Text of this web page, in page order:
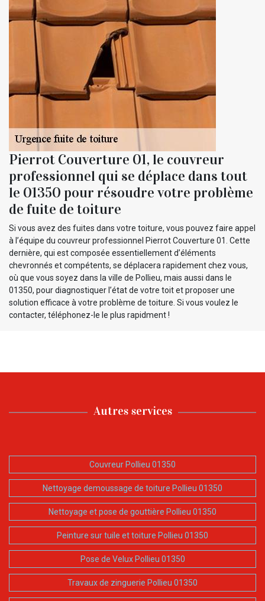
Pierrot Couverture 01, le couvreur
professionnel qui se déplace dans tout
le 01350 pour résoudre votre problème
de fuite de toiture
Si vous avez des fuites dans votre toiture, vous pouvez faire appel
à l’équipe du couvreur professionnel Pierrot Couverture 01. Cette
dernière, qui est composée essentiellement d’éléments
chevronnés et compétents, se déplacera rapidement chez vous,
où que vous soyez dans la ville de Pollieu, mais aussi dans le
01350, pour diagnostiquer l’état de votre toit et proposer une
solution efficace à votre problème de toiture. Si vous voulez le
contacter, téléphonez-le le plus rapidment !
Autres services
Couvreur Pollieu 01350
Nettoyage demoussage de toiture Pollieu 01350
Nettoyage et pose de gouttière Pollieu 01350
Peinture sur tuile et toiture Pollieu 01350
Pose de Velux Pollieu 01350
Travaux de zinguerie Pollieu 01350